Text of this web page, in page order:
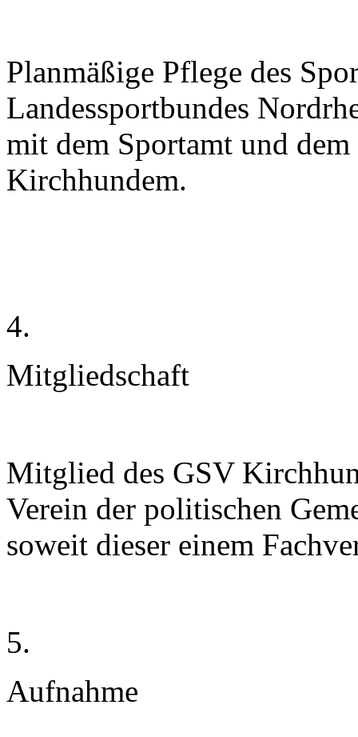
Planmäßige Pflege des
Landessportbundes
mit dem Sportamt und dem
Kirchhundem.
4.
Mitgliedschaft
Mitglied des GSV
Verein der politischen
soweit dieser einem
5.
Aufnahme